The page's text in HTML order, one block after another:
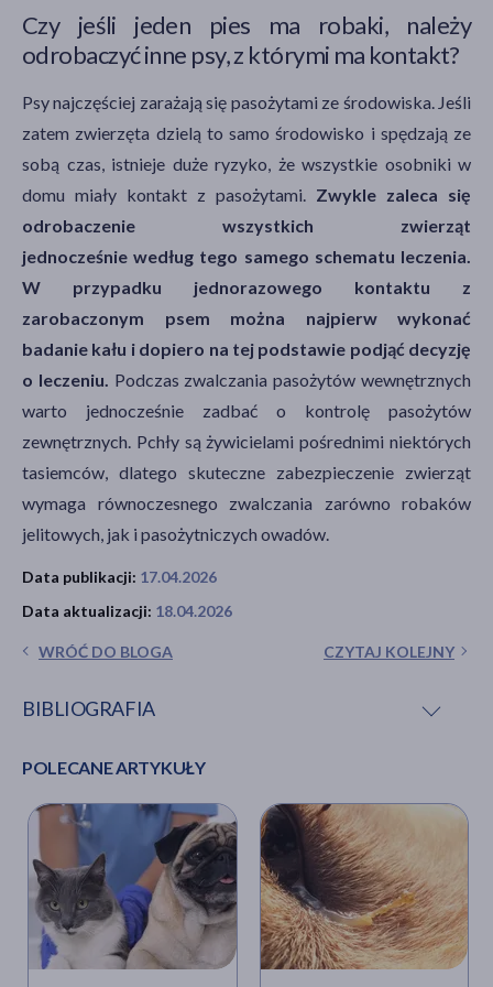
Czy jeśli jeden pies ma robaki, należy
odrobaczyć inne psy, z którymi ma kontakt?
Psy najczęściej zarażają się pasożytami ze środowiska. Jeśli
zatem zwierzęta dzielą to samo środowisko i spędzają ze
sobą czas, istnieje duże ryzyko, że wszystkie osobniki w
domu miały kontakt z pasożytami. Zwykle zaleca się
odrobaczenie wszystkich zwierząt
jednocześnie według tego samego schematu leczenia.
W przypadku jednorazowego kontaktu z
zarobaczonym psem można najpierw wykonać
badanie kału i dopiero na tej podstawie podjąć decyzję
o leczeniu. Podczas zwalczania pasożytów wewnętrznych
warto jednocześnie zadbać o kontrolę pasożytów
zewnętrznych. Pchły są żywicielami pośrednimi niektórych
tasiemców, dlatego skuteczne zabezpieczenie zwierząt
wymaga równoczesnego zwalczania zarówno robaków
jelitowych, jak i pasożytniczych owadów.
Data publikacji: 17.04.2026
Data aktualizacji: 18.04.2026
WRÓĆ DO BLOGA CZYTAJ KOLEJNY
BIBLIOGRAFIA
parazytozy zwierząt, Państwowe Wydawnictwo
Rolnicze i Leśne, Warszawa 2004, s. 50–52, 257–258,
275–280, 283–287.
R. Sokół i in., Diagnostyka najczęściej występujących
parazytoz u psów i kotów stwierdzanych w praktyce
weterynaryjnej , „Weterynaria w Praktyce” 2014, t. 11,
nr 3, s. 32–38.
ESCCAP,
Odrobaczanie psów i kotów. Przewodnik
POLECANE ARTYKUŁY